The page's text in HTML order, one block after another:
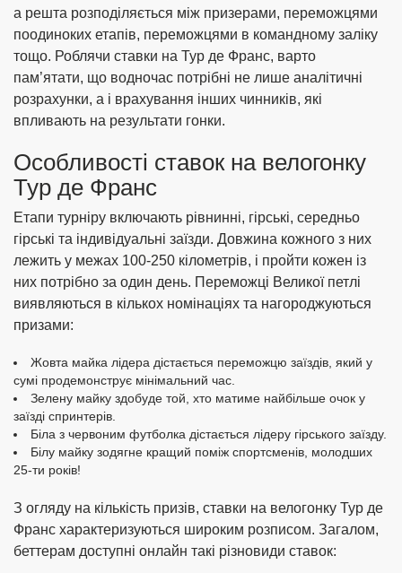
а решта розподіляється між призерами, переможцями
поодиноких етапів, переможцями в командному заліку
тощо. Роблячи ставки на Тур де Франс, варто
пам’ятати, що водночас потрібні не лише аналітичні
розрахунки, а і врахування інших чинників, які
впливають на результати гонки.
Особливості ставок на велогонку
Тур де Франс
Етапи турніру включають рівнинні, гірські, середньо
гірські та індивідуальні заїзди. Довжина кожного з них
лежить у межах 100-250 кілометрів, і пройти кожен із
них потрібно за один день. Переможці Великої петлі
виявляються в кількох номінаціях та нагороджуються
призами:
Жовта майка лідера дістається переможцю заїздів, який у
сумі продемонструє мінімальний час.
Зелену майку здобуде той, хто матиме найбільше очок у
заїзді спринтерів.
Біла з червоним футболка дістається лідеру гірського заїзду.
Білу майку зодягне кращий поміж спортсменів, молодших
25-ти років!
З огляду на кількість призів, ставки на велогонку Тур де
Франс характеризуються широким розписом. Загалом,
беттерам доступні онлайн такі різновиди ставок: